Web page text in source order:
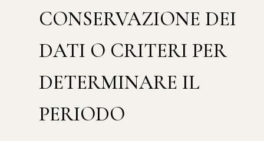
CONSERVAZIONE DEI
DATI O CRITERI PER
DETERMINARE IL
PERIODO